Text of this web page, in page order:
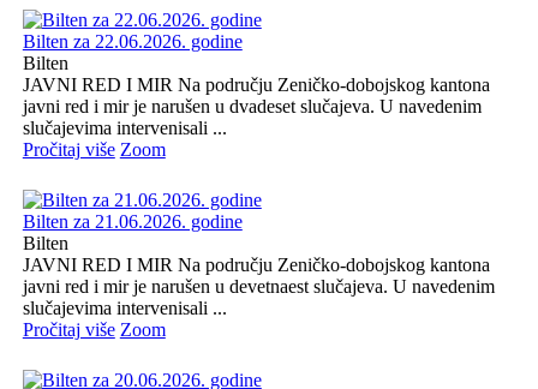
Bilten za 22.06.2026. godine
Bilten
JAVNI RED I MIR Na području Zeničko-dobojskog kantona
javni red i mir je narušen u dvadeset slučajeva. U navedenim
slučajevima intervenisali ...
Pročitaj više Zoom
Bilten za 21.06.2026. godine
Bilten
JAVNI RED I MIR Na području Zeničko-dobojskog kantona
javni red i mir je narušen u devetnaest slučajeva. U navedenim
slučajevima intervenisali ...
Pročitaj više Zoom